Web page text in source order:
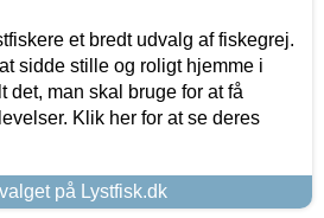
et bredt udvalg af fiskegrej.
sidde stille og roligt hjemme i
det, man skal bruge for at få
Klik her for at se deres
på Lystfisk.dk